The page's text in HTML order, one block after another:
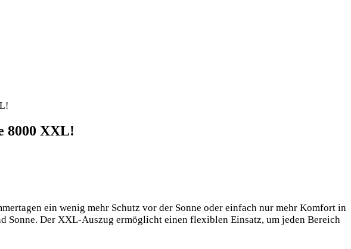
8000 XXL!
ein wenig mehr Schutz vor der Sonne oder einfach nur mehr Komfort in
Der XXL-Auszug ermöglicht einen flexiblen Einsatz, um jeden Bereich